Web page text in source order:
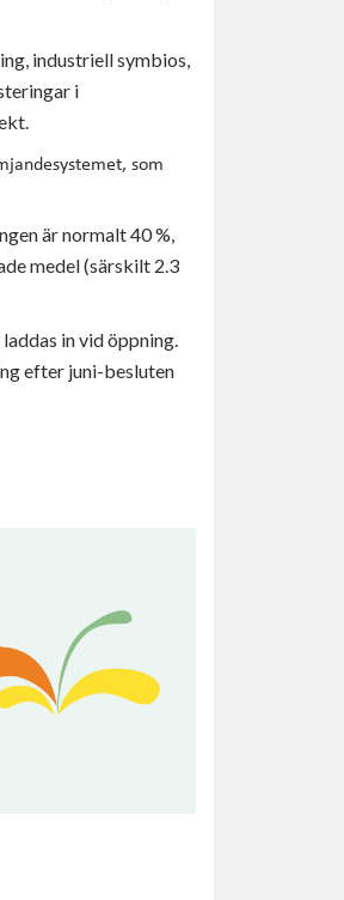
industriell symbios,
i
som
är normalt 40 %,
medel (särskilt 2.3
in vid öppning.
efter juni-besluten